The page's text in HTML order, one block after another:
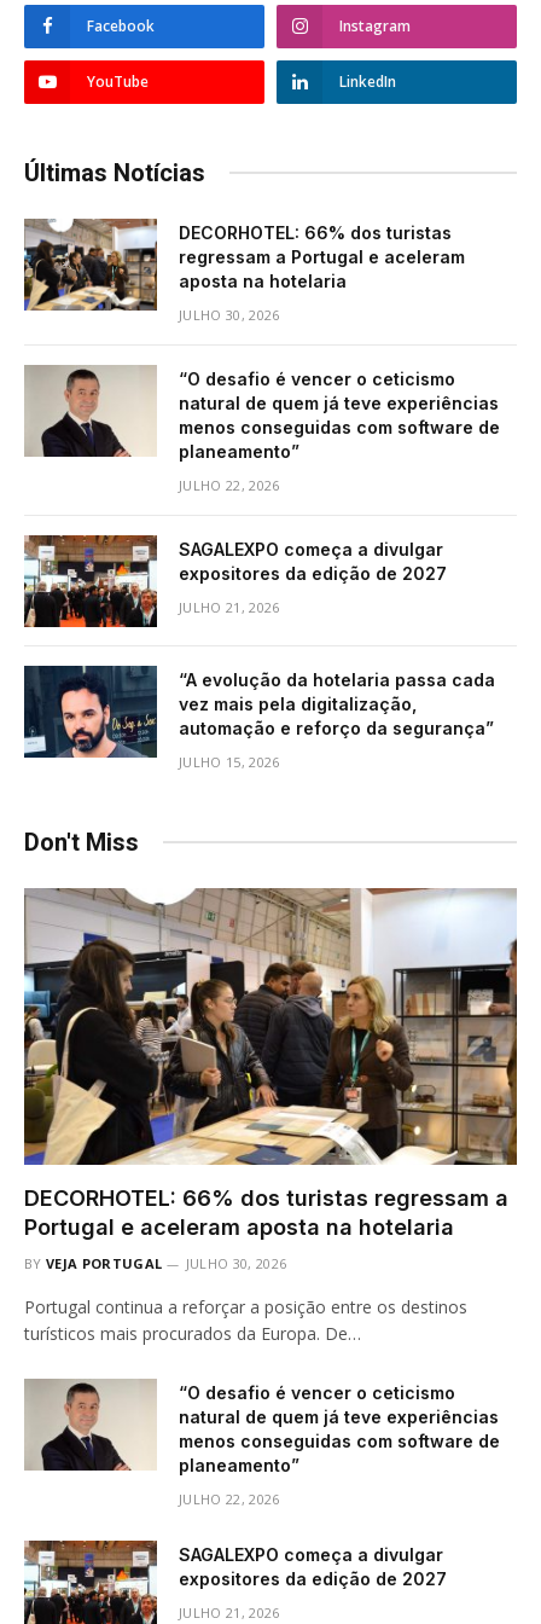
Facebook Instagram
YouTube LinkedIn
Últimas Notícias
DECORHOTEL: 66% dos turistas
regressam a Portugal e aceleram
aposta na hotelaria
JULHO 30, 2026
“O desafio é vencer o ceticismo
natural de quem já teve experiências
menos conseguidas com software de
planeamento”
JULHO 22, 2026
SAGALEXPO começa a divulgar
expositores da edição de 2027
JULHO 21, 2026
“A evolução da hotelaria passa cada
vez mais pela digitalização,
automação e reforço da segurança”
JULHO 15, 2026
Don't Miss
DECORHOTEL: 66% dos turistas regressam a
Portugal e aceleram aposta na hotelaria
BY VEJA PORTUGAL JULHO 30, 2026
Portugal continua a reforçar a posição entre os destinos
turísticos mais procurados da Europa. De…
“O desafio é vencer o ceticismo
natural de quem já teve experiências
menos conseguidas com software de
planeamento”
JULHO 22, 2026
SAGALEXPO começa a divulgar
expositores da edição de 2027
JULHO 21, 2026